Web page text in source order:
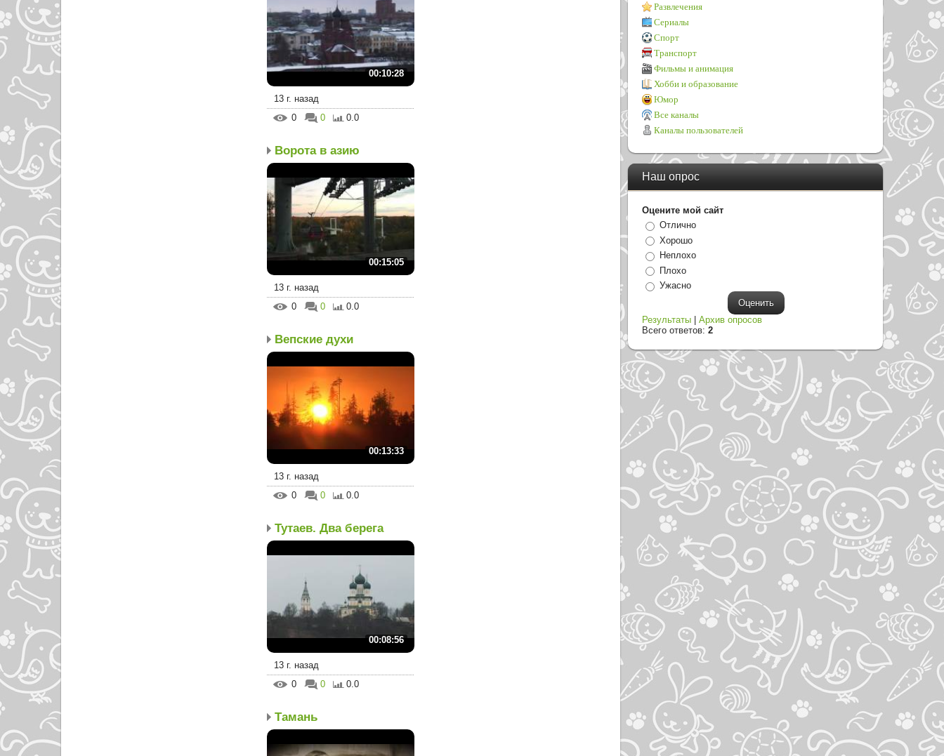
00:10:28
13 г. назад
0
0 0.0
Ворота в азию
00:15:05
13 г. назад
0
0 0.0
Вепские духи
00:13:33
13 г. назад
0
0 0.0
Тутаев. Два берега
00:08:56
13 г. назад
0
0 0.0
Тамань
Развлечения
Сериалы
Спорт
Транспорт
Фильмы и анимация
Хобби и образование
Юмор
Все каналы
Каналы пользователей
Наш опрос
Оцените мой сайт
Отлично
Хорошо
Неплохо
Плохо
Ужасно
Результаты |Архив опросов
Всего ответов:2